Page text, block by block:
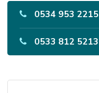
0534 953 2215
0533 812 5213